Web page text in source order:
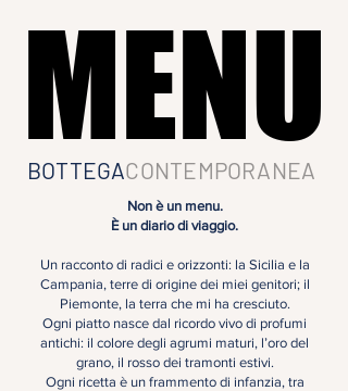
MENU
MENU
BOTTEGACONTEMPORANEA
Non è un menu.
È un diario di viaggio.
Un racconto di radici e orizzonti: la Sicilia e la
Campania, terre di origine dei miei genitori; il
Piemonte, la terra che mi ha cresciuto.
Ogni piatto nasce dal ricordo vivo di profumi
antichi: il colore degli agrumi maturi, l’oro del
grano, il rosso dei tramonti estivi.
Ogni ricetta è un frammento di infanzia, tra